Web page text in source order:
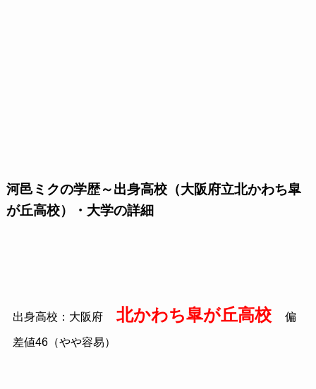
河邑ミクの学歴～出身高校（大阪府立北かわち皐
が丘高校）・大学の詳細
出身高校：大阪府 北かわち皐が丘高校 偏
差値46（やや容易）